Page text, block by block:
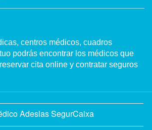
centros médicos, cuadros
podrás encontrar los médicos que
cita online y contratar seguros
Adeslas SegurCaixa